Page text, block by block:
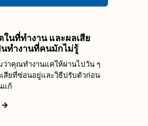
นที่ทำงาน และผลเสีย
ทำงานที่คนมักไม่รู้
ว่าคุณทำงานแค่ให้ผ่านไปวัน ๆ
สียที่ซ่อนอยู่และวิธีปรับตัวก่อน
แก้